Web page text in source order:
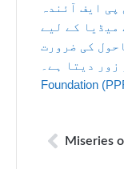
ایف آئندہ
میڈیا کے لیے
کی ضرورت
زور دیتا ہے۔
Foundation